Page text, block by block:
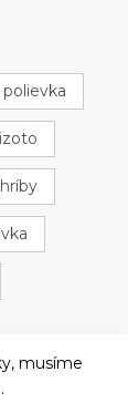
hríby
musíme